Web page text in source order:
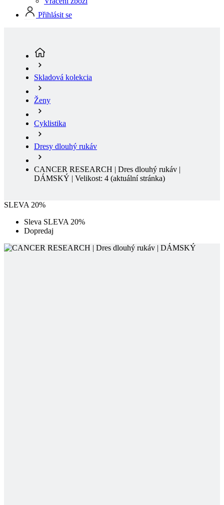
Ženy
Cyklistika
Dresy dlouhý rukáv
CANCER RESEARCH | Dres dlouhý rukáv |
DÁMSKÝ | Velikost: 4
SLEVA 20%
Sleva SLEVA 20%